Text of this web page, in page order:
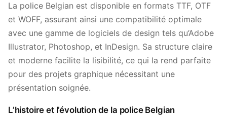
La police Belgian est disponible en formats TTF, OTF
et WOFF, assurant ainsi une compatibilité optimale
avec une gamme de logiciels de design tels qu’Adobe
Illustrator, Photoshop, et InDesign. Sa structure claire
et moderne facilite la lisibilité, ce qui la rend parfaite
pour des projets graphique nécessitant une
présentation soignée.
L’histoire et l’évolution de la police Belgian